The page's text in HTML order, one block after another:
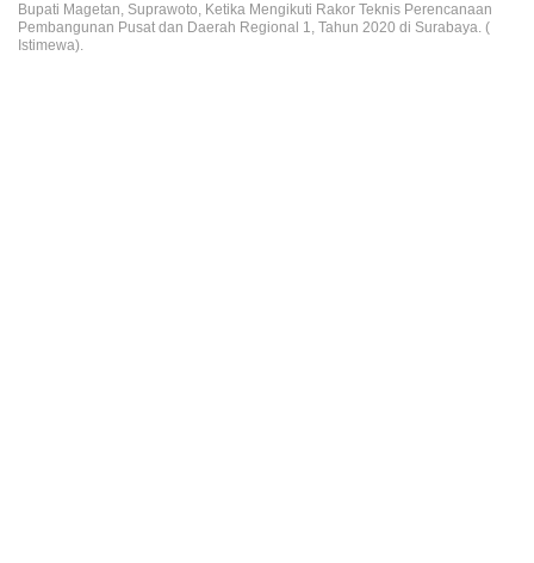
Bupati Magetan, Suprawoto, Ketika Mengikuti Rakor Teknis Perencanaan
Pembangunan Pusat dan Daerah Regional 1, Tahun 2020 di Surabaya. (
Istimewa).